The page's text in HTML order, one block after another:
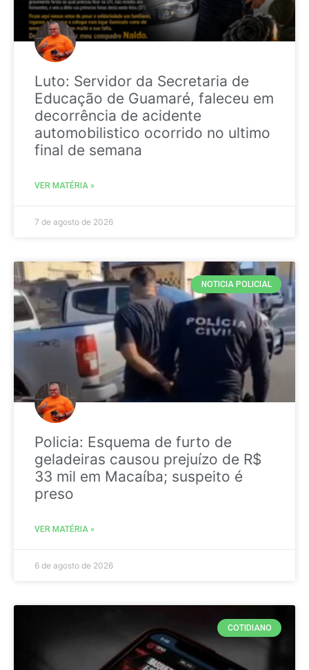
Luto: Servidor da Secretaria de
Educação de Guamaré, faleceu em
decorrência de acidente
automobilistico ocorrido no ultimo
final de semana
VER MATÉRIA »
7 de agosto de 2026
NOTICIA POLICIAL
Policia: Esquema de furto de
geladeiras causou prejuízo de R$
33 mil em Macaíba; suspeito é
preso
VER MATÉRIA »
6 de agosto de 2026
COTIDIANO